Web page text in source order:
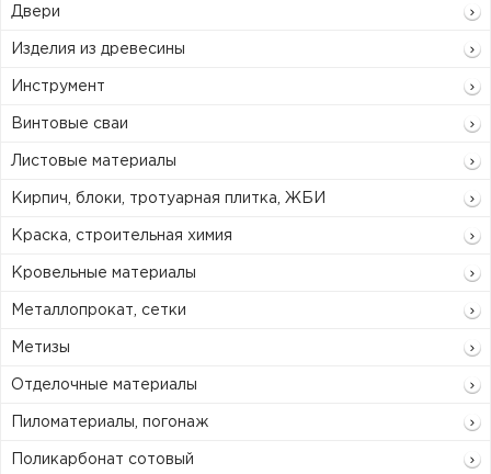
Двери
Изделия из древесины
Инструмент
Винтовые сваи
Листовые материалы
Кирпич, блоки, тротуарная плитка, ЖБИ
Краска, строительная химия
Кровельные материалы
Металлопрокат, сетки
Метизы
Отделочные материалы
Пиломатериалы, погонаж
Поликарбонат сотовый